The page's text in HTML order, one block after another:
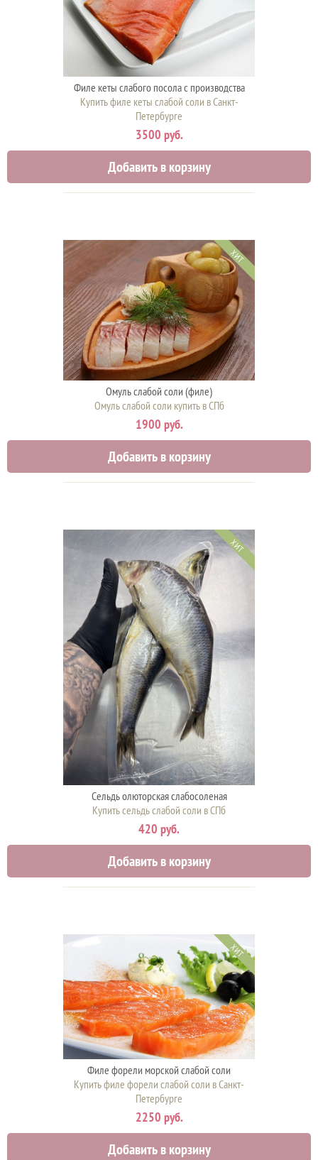
Филе кеты слабого посола с производства
Купить филе кеты слабой соли в Санкт-
Петербурге
3500 руб.
Добавить в корзину
ХИТ
Омуль слабой соли (филе)
Омуль слабой соли купить в СПб
1900 руб.
Добавить в корзину
ХИТ
Сельдь олюторская слабосоленая
Купить сельдь слабой соли в СПб
420 руб.
Добавить в корзину
ХИТ
Филе форели морской слабой соли
Купить филе форели слабой соли в Санкт-
Петербурге
2250 руб.
Добавить в корзину